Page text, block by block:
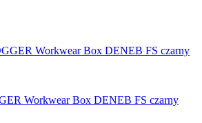
Workwear Box DENEB FS czarny